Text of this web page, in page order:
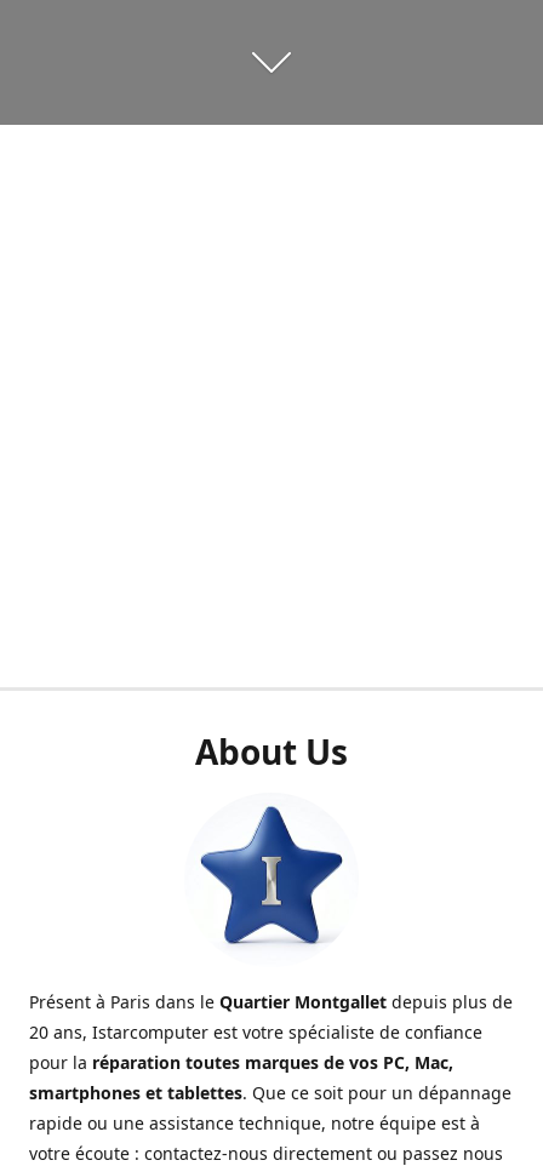
About Us
Présent à Paris dans le Quartier Montgallet depuis plus de
20 ans, Istarcomputer est votre spécialiste de confiance
pour la réparation toutes marques de vos PC, Mac,
smartphones et tablettes. Que ce soit pour un dépannage
rapide ou une assistance technique, notre équipe est à
votre écoute : contactez-nous directement ou passez nous